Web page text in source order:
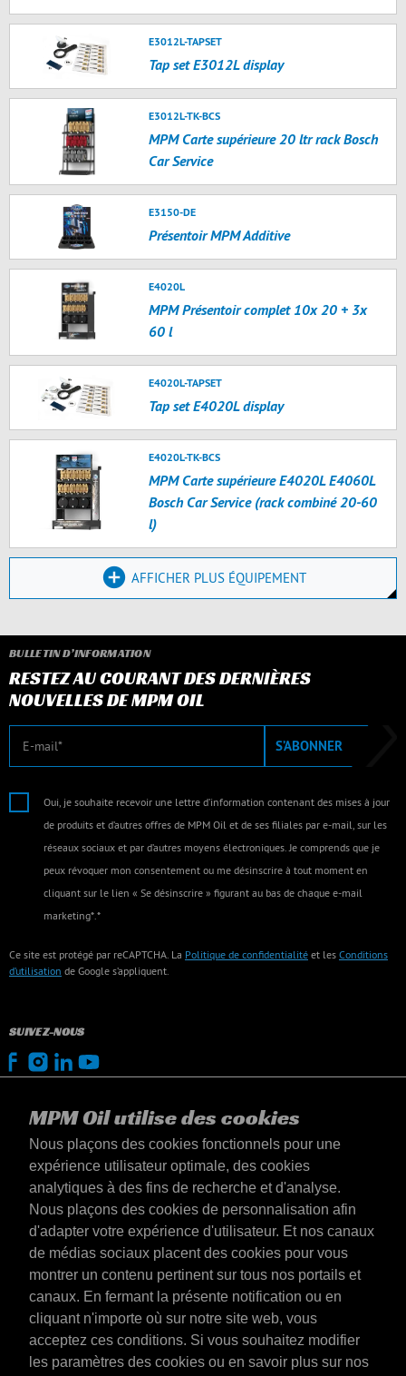
MPM Oil utilise des cookies
Nous plaçons des cookies fonctionnels pour une
expérience utilisateur optimale, des cookies
analytiques à des fins de recherche et d'analyse.
Nous plaçons des cookies de personnalisation afin
d'adapter votre expérience d'utilisateur. Et nos canaux
de médias sociaux placent des cookies pour vous
montrer un contenu pertinent sur tous nos portails et
canaux. En fermant la présente notification ou en
cliquant n'importe où sur notre site web, vous
acceptez ces conditions. Si vous souhaitez modifier
les paramètres des cookies ou en savoir plus sur nos
E3012L-TAPSET
Tap set E3012L display
E3012L-TK-BCS
MPM Carte supérieure 20 ltr rack Bosch
Car Service
E3150-DE
Présentoir MPM Additive
E4020L
MPM Présentoir complet 10x 20 + 3x
60 l
E4020L-TAPSET
Tap set E4020L display
E4020L-TK-BCS
MPM Carte supérieure E4020L E4060L
Bosch Car Service (rack combiné 20-60
l)
AFFICHER PLUS ÉQUIPEMENT
BULLETIN D’INFORMATION
RESTEZ AU COURANT DES DERNIÈRES
NOUVELLES DE MPM OIL
E-mail S’ABONNER
Oui, je souhaite recevoir une lettre d’information contenant des mises à jour
de produits et d’autres offres de MPM Oil et de ses filiales par e-mail, sur les
réseaux sociaux et par d’autres moyens électroniques. Je comprends que je
peux révoquer mon consentement ou me désinscrire à tout moment en
cliquant sur le lien « Se désinscrire » figurant au bas de chaque e-mail
marketing*.*
Ce site est protégé par reCAPTCHA. La Politique de confidentialité et les Conditions
d’utilisation de Google s’appliquent.
SUIVEZ-NOUS
Luxembourg
Contact
Conditions générales